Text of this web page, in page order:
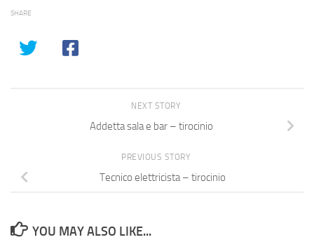
SHARE
NEXT STORY
Addetta sala e bar – tirocinio
PREVIOUS STORY
Tecnico elettricista – tirocinio
YOU MAY ALSO LIKE...